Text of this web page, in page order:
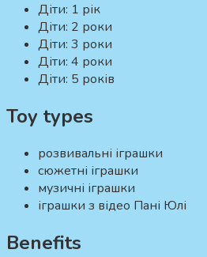
Діти: 1 рік
Діти: 2 роки
Діти: 3 роки
Діти: 4 роки
Діти: 5 років
Toy types
розвивальні іграшки
сюжетні іграшки
музичні іграшки
іграшки з відео Пані Юлі
Benefits